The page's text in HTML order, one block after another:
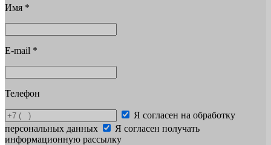
Имя *
E-mail *
Телефон
Я согласен на обработку
персональных данных
Я согласен получать
информационную рассылку